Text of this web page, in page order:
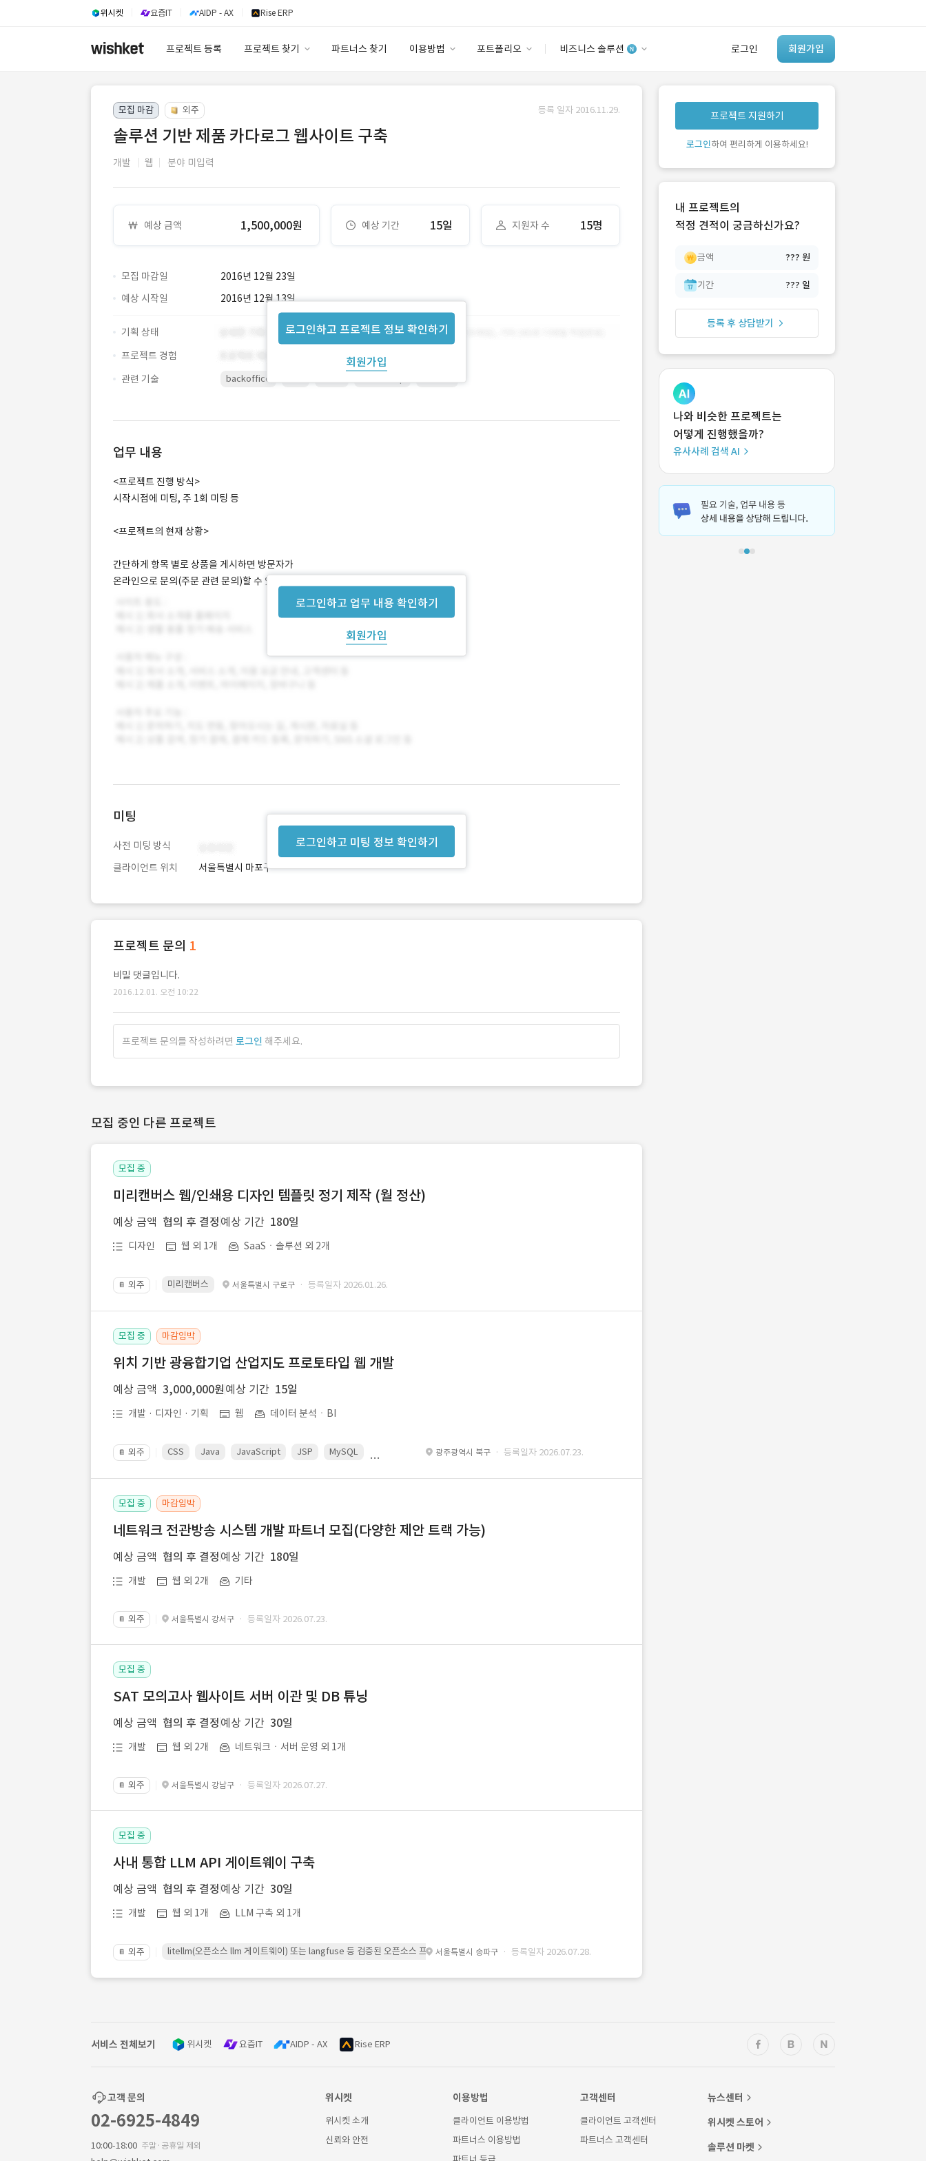
위시켓 요즘IT AIDP - AX Rise ERP
프로젝트 등록 프로젝트 찾기 파트너스 찾기 이용방법 포트폴리오 비즈니스 솔루션 로그인 회원가입
안심 코드 케어
유사사례 검색 AI
‘이런 거’ 만들어본
개발 회사 있어?
모집 마감 외주 등록 일자 2016.11.29.
솔루션 기반 제품 카다로그 웹사이트 구축
개발 웹 분야 미입력
예상 금액 1,500,000원 예상 기간 15일 지원자 수 15명
모집 마감일 2016년 12월 23일
로그인하고 프로젝트 정보 확인하기
회원가입
예상 시작일 2016년 12월 13일
기획 상태
프로젝트 경험
관련 기술
backoffice
업무 내용
로그인하고 업무 내용 확인하기
회원가입
<프로젝트 진행 방식>
시작시점에 미팅, 주 1회 미팅 등
<프로젝트의 현재 상황>
간단하게 항목 별로 상품을 게시하면 방문자가
온라인으로 문의(주문 관련 문의)할 수 있는 웹사이트를 만들고자 합니다.
로그인하고 미팅 정보 확인하기
미팅
사전 미팅 방식
클라이언트 위치
서울특별시 마포구
프로젝트 문의 1
비밀 댓글입니다.
2016.12.01. 오전 10:22
프로젝트 문의를 작성하려면 로그인 해주세요.
모집 중인 다른 프로젝트
모집 중
미리캔버스 웹/인쇄용 디자인 템플릿 정기 제작 (월 정산)
예상 금액 협의 후 결정 예상 기간 180일
디자인 웹 외 1개 SaaSㆍ솔루션 외 2개
📔 외주 미리캔버스 서울특별시 구로구 · 등록일자 2026.01.26.
모집 중 마감임박
위치 기반 광융합기업 산업지도 프로토타입 웹 개발
예상 금액 3,000,000원 예상 기간 15일
개발 · 디자인 · 기획 웹 데이터 분석ㆍBI
📔 외주 CSS Java JavaScript JSP MySQL Spring광주광역시 북구 · 등록일자 2026.07.23.
모집 중 마감임박
네트워크 전관방송 시스템 개발 파트너 모집(다양한 제안 트랙 가능)
예상 금액 협의 후 결정 예상 기간 180일
개발 웹 외 2개 기타
📔 외주 서울특별시 강서구 · 등록일자 2026.07.23.
모집 중
SAT 모의고사 웹사이트 서버 이관 및 DB 튜닝
예상 금액 협의 후 결정 예상 기간 30일
개발 웹 외 2개 네트워크ㆍ서버 운영 외 1개
📔 외주 서울특별시 강남구 · 등록일자 2026.07.27.
모집 중
사내 통합 LLM API 게이트웨이 구축
예상 금액 협의 후 결정 예상 기간 30일
개발 웹 외 1개 LLM 구축 외 1개
📔 외주 litellm(오픈소스 llm 게이트웨이) 또는 langfuse 등 검증된 오픈소스 프레임워크를 기반으로 시스템을 구축
서울특별시 송파구 · 등록일자 2026.07.28.
프로젝트 지원하기
로그인하여 편리하게 이용하세요!
내 프로젝트의
적정 견적이 궁금하신가요?
금액 ??? 원
기간 ??? 일
등록 후 상담받기
나와 비슷한 프로젝트는
어떻게 진행했을까?
유사사례 검색 AI
서비스 전체보기 위시켓 요즘IT AIDP - AX Rise ERP
고객 문의
02-6925-4849
10:00-18:00 주말·공휴일 제외
위시켓
위시켓 소개
신뢰와 안전
이용방법
클라이언트 이용방법
파트너스 이용방법
고객센터
클라이언트 고객센터
파트너스 고객센터
뉴스센터
위시켓 스토어
솔루션 마켓